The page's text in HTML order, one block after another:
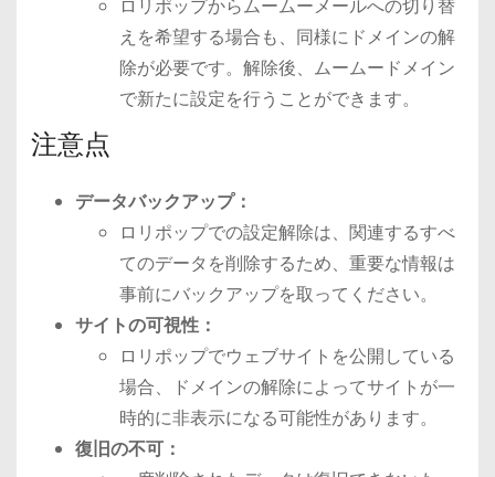
ロリポップからムームーメールへの切り替
えを希望する場合も、同様にドメインの解
除が必要です。解除後、ムームードメイン
で新たに設定を行うことができます。
注意点
データバックアップ：
ロリポップでの設定解除は、関連するすべ
てのデータを削除するため、重要な情報は
事前にバックアップを取ってください。
サイトの可視性：
ロリポップでウェブサイトを公開している
場合、ドメインの解除によってサイトが一
時的に非表示になる可能性があります。
復旧の不可：